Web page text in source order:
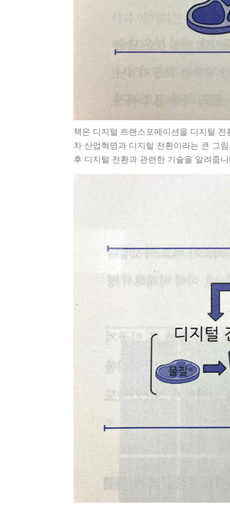
책은 디지털 트랜스포메이션을 디지털
차 산업혁명과 디지털 전환이라는 큰 그
후 디지털 전환과 관련한 기술을 알려줍